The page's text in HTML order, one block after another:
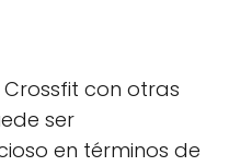
con otras
ser
en términos de